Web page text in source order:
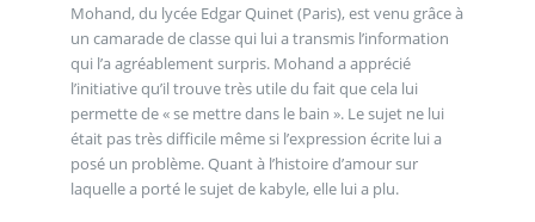
Mohand, du lycée Edgar Quinet (Paris), est venu grâce à
un camarade de classe qui lui a transmis l’information
qui l’a agréablement surpris. Mohand a apprécié
l’initiative qu’il trouve très utile du fait que cela lui
permette de « se mettre dans le bain ». Le sujet ne lui
était pas très difficile même si l’expression écrite lui a
posé un problème. Quant à l’histoire d’amour sur
laquelle a porté le sujet de kabyle, elle lui a plu.